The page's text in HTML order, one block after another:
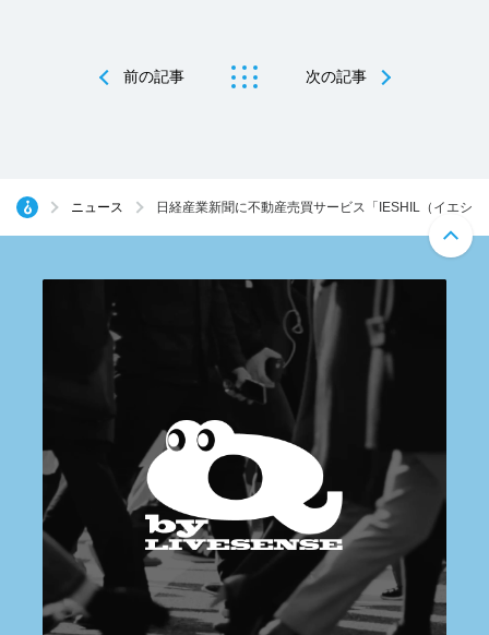
前の記事 次の記事
ニュース 日経産業新聞に不動産売買サービス「IESHIL（イエシ